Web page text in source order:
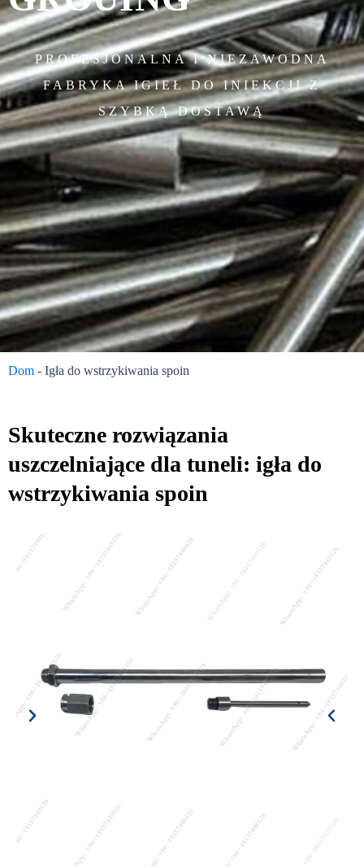
PROFESJONALNA I NIEZAWODNA
FABRYKA IGIEŁ DO INIEKCJI Z
SZYBKĄ DOSTAWĄ
Dom - Igła do wstrzykiwania spoin
Skuteczne rozwiązania
uszczelniające dla tuneli: igła do
wstrzykiwania spoin